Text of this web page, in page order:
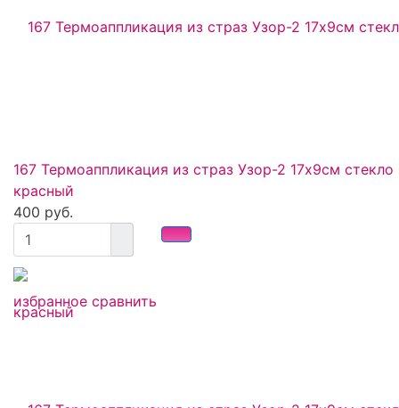
избранное сравнить
167 Термоаппликация из страз Узор-2 17х9см стекло
красный
400 руб.